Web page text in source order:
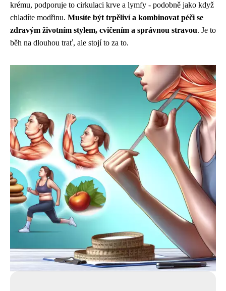
krému, podporuje to cirkulaci krve a lymfy - podobně jako když
chladíte modřinu. Musíte být trpěliví a kombinovat péči se
zdravým životním stylem, cvičením a správnou stravou. Je to
běh na dlouhou trať, ale stojí to za to.